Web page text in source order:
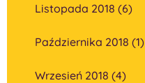
Listopada 2018 (6)
Października 2018 (1)
Wrzesień 2018 (4)